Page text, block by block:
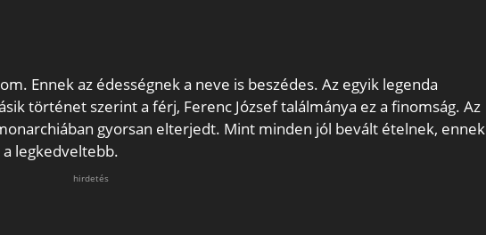
Ennek az édességnek a neve is beszédes. Az egyik legenda
történet szerint a férj, Ferenc József találmánya ez a finomság. Az
gyorsan elterjedt. Mint minden jól bevált ételnek, ennek
legkedveltebb.
hirdetés